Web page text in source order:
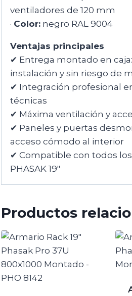
ventiladores de 120 mm
· Color: negro RAL 9004
Ventajas principales
✔ Entrega montado en
instalación y sin riesgo de
✔ Integración profesional
técnicas
✔ Máxima ventilación y
✔ Paneles y puertas
acceso cómodo al interior
✔ Compatible con todos
PHASAK 19″
Productos